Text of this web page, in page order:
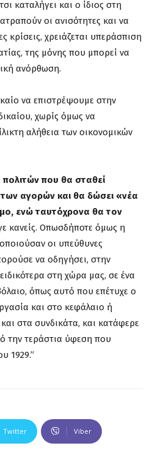
καταλήγει και ο ίδιος στη
οι ανισότητες και να
κρίσεις, χρειάζεται υπεράσπιση
της μόνης που μπορεί να
ανόρθωση.
να επιστρέψουμε στην
χωρίς όμως να
αλήθεια των οικονομικών
πολιτών που θα σταθεί
των αγορών και θα δώσει «νέα
ενώ ταυτόχρονα θα τον
κανείς. Οπωσδήποτε όμως η
οι υπεύθυνες
να οδηγήσει, στην
στη χώρα μας, σε ένα
όπως αυτό που επέτυχε ο
και στο κεφάλαιο ή
στα συνδικάτα, και κατάφερε
την τεράστια ύφεση που
1929.”
Twitter Viber